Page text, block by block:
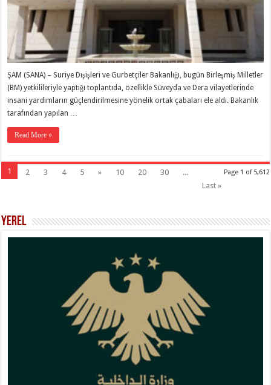
ŞAM (SANA) – Suriye Dışişleri ve Gurbetçiler Bakanlığı, bugün Birleşmiş Milletler
(BM) yetkilileriyle yaptığı toplantıda, özellikle Süveyda ve Dera vilayetlerinde
insani yardımların güçlendirilmesine yönelik ortak çabaları ele aldı. Bakanlık
tarafından yapılan …
Read More »
Page 1 of 5,612
1 2 3 4 5 » 10 20 30
...
Last »
Yerel